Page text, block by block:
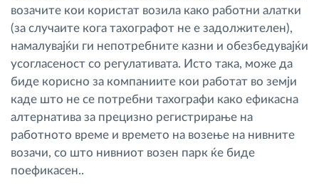
возачите кои користат возила како работни алатки
(за случаите кога тахографот не е задолжителен),
намалувајќи ги непотребните казни и обезбедувајќи
усогласеност со регулативата. Исто така, може да
биде корисно за компаниите кои работат во земји
каде што не се потребни тахографи како ефикасна
алтернатива за прецизно регистрирање на
работното време и времето на возење на нивните
возачи, со што нивниот возен парк ќе биде
поефикасен..